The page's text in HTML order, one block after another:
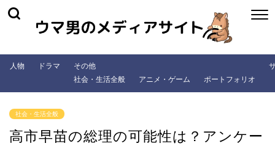
人物 ドラマ
その他
社会・生活全般
アニメ・ゲーム ポートフォリオ
社会・生活全般
高市早苗の総理の可能性は？アンケー